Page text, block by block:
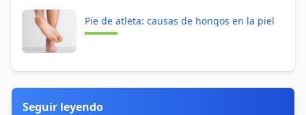
Pie de atleta: causas de hongos en la piel
Seguir leyendo